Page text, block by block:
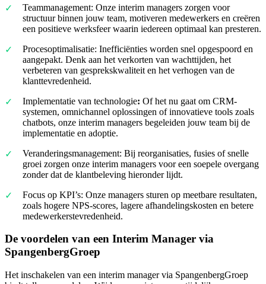
Teammanagement: Onze interim managers zorgen voor
structuur binnen jouw team, motiveren medewerkers en creëren
een positieve werksfeer waarin iedereen optimaal kan presteren.
Procesoptimalisatie: Inefficiënties worden snel opgespoord en
aangepakt. Denk aan het verkorten van wachttijden, het
verbeteren van gesprekskwaliteit en het verhogen van de
klanttevredenheid.
Implementatie van technologie: Of het nu gaat om CRM-
systemen, omnichannel oplossingen of innovatieve tools zoals
chatbots, onze interim managers begeleiden jouw team bij de
implementatie en adoptie.
Veranderingsmanagement: Bij reorganisaties, fusies of snelle
groei zorgen onze interim managers voor een soepele overgang
zonder dat de klantbeleving hieronder lijdt.
Focus op KPI’s: Onze managers sturen op meetbare resultaten,
zoals hogere NPS-scores, lagere afhandelingskosten en betere
medewerkerstevredenheid.
De voordelen van een Interim Manager via
SpangenbergGroep
Het inschakelen van een interim manager via SpangenbergGroep